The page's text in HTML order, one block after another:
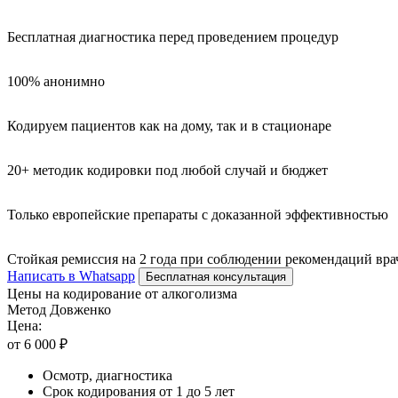
Бесплатная диагностика перед проведением процедур
100% анонимно
Кодируем пациентов как на дому, так и в стационаре
20+ методик кодировки под любой случай и бюджет
Только европейские препараты с доказанной эффективностью
Стойкая ремиссия на 2 года при соблюдении рекомендаций
Написать в Whatsapp
Бесплатная консультация
Цены на кодирование от алкоголизма
Метод Довженко
Цена:
от 6 000 ₽
Осмотр, диагностика
Срок кодирования от 1 до 5 лет